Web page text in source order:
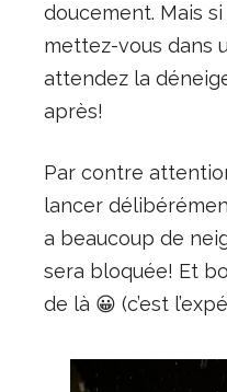
doucement. Mais
mettez-vous dans
attendez la
après!
Par contre
lancer
a beaucoup de
sera bloquée! Et
de là 😀 (c’est